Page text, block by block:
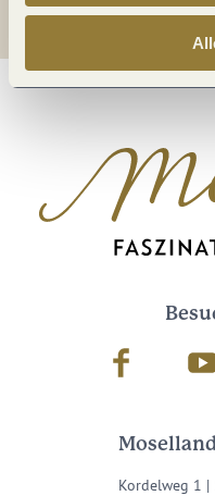
Facebook
Kordelweg 1